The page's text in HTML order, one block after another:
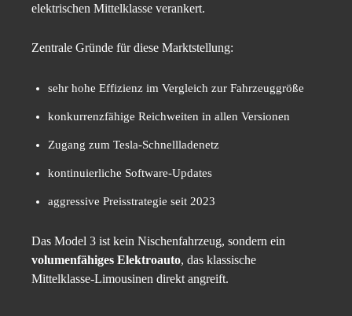
elektrischen Mittelklasse verankert.
Zentrale Gründe für diese Marktstellung:
sehr hohe Effizienz im Vergleich zur Fahrzeuggröße
konkurrenzfähige Reichweiten in allen Versionen
Zugang zum Tesla-Schnellladenetz
kontinuierliche Software-Updates
aggressive Preisstrategie seit 2023
Das Model 3 ist kein Nischenfahrzeug, sondern ein
volumenfähiges Elektroauto, das klassische
Mittelklasse-Limousinen direkt angreift.